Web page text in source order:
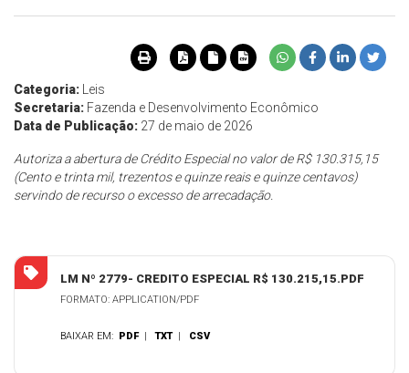
Categoria:
Leis
Secretaria: Fazenda e Desenvolvimento Econômico
Data de Publicação: 27 de maio de 2026
Autoriza a abertura de Crédito Especial no valor de R$ 130.315,15
(Cento e trinta mil, trezentos e quinze reais e quinze centavos)
servindo de recurso o excesso de arrecadação.
LM Nº 2779- CREDITO ESPECIAL R$ 130.215,15.PDF
FORMATO: APPLICATION/PDF
BAIXAR EM: PDF |TXT | CSV